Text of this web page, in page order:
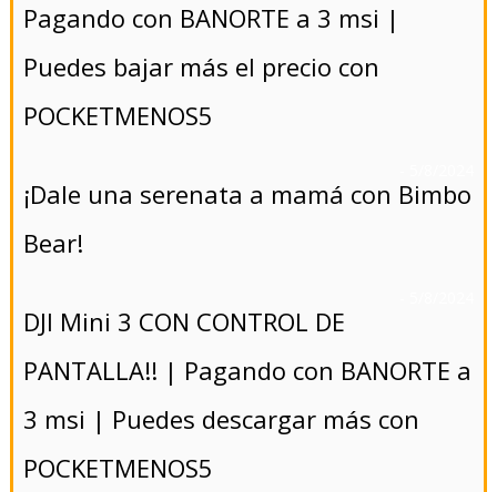
Pagando con BANORTE a 3 msi |
Puedes bajar más el precio con
POCKETMENOS5
¡Dale una serenata a mamá con Bimbo
Bear!
DJI Mini 3 CON CONTROL DE
PANTALLA!! | Pagando con BANORTE a
3 msi | Puedes descargar más con
POCKETMENOS5